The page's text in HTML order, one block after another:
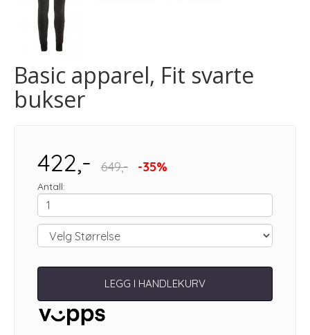
Basic apparel, Fit svarte
bukser
422,- 649,- -35%
Antall:
LEGG I HANDLEKURV